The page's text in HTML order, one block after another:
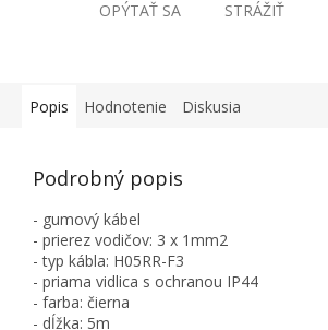
OPÝTAŤ SA STRÁŽIŤ
Popis Hodnotenie Diskusia
Podrobný popis
- gumový kábel
- prierez vodičov: 3 x 1mm2
- typ kábla: H05RR-F3
- priama vidlica s ochranou IP44
- farba: čierna
- dĺžka: 5m